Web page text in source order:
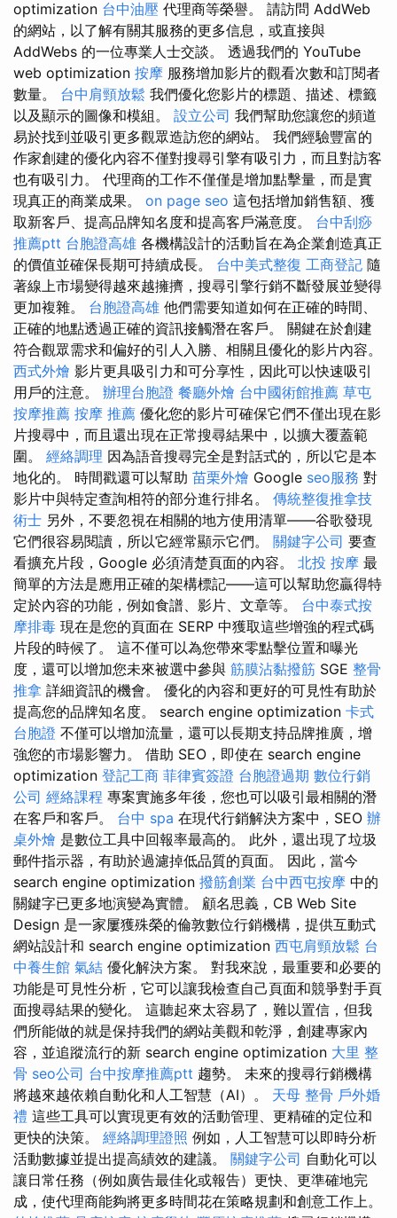
optimization 台中油壓 代理商等榮譽。 請訪問 AddWeb
的網站，以了解有關其服務的更多信息，或直接與
AddWebs 的一位專業人士交談。 透過我們的 YouTube
web optimization 按摩 服務增加影片的觀看次數和訂閱者
數量。 台中肩頸放鬆 我們優化您影片的標題、描述、標籤
以及顯示的圖像和模組。 設立公司 我們幫助您讓您的頻道
易於找到並吸引更多觀眾造訪您的網站。 我們經驗豐富的
作家創建的優化內容不僅對搜尋引擎有吸引力，而且對訪客
也有吸引力。 代理商的工作不僅僅是增加點擊量，而是實
現真正的商業成果。 on page seo 這包括增加銷售額、獲
取新客戶、提高品牌知名度和提高客戶滿意度。 台中刮痧
推薦ptt 台胞證高雄 各機構設計的活動旨在為企業創造真正
的價值並確保長期可持續成長。 台中美式整復 工商登記 隨
著線上市場變得越來越擁擠，搜尋引擎行銷不斷發展並變得
更加複雜。 台胞證高雄 他們需要知道如何在正確的時間、
正確的地點透過正確的資訊接觸潛在客戶。 關鍵在於創建
符合觀眾需求和偏好的引人入勝、相關且優化的影片內容。
西式外燴 影片更具吸引力和可分享性，因此可以快速吸引
用戶的注意。 辦理台胞證 餐廳外燴 台中國術館推薦 草屯
按摩推薦 按摩 推薦 優化您的影片可確保它們不僅出現在影
片搜尋中，而且還出現在正常搜尋結果中，以擴大覆蓋範
圍。 經絡調理 因為語音搜尋完全是對話式的，所以它是本
地化的。 時間戳還可以幫助 苗栗外燴 Google seo服務 對
影片中與特定查詢相符的部分進行排名。 傳統整復推拿技
術士 另外，不要忽視在相關的地方使用清單——谷歌發現
它們很容易閱讀，所以它經常顯示它們。 關鍵字公司 要查
看擴充片段，Google 必須清楚頁面的內容。 北投 按摩 最
簡單的方法是應用正確的架構標記——這可以幫助您贏得特
定於內容的功能，例如食譜、影片、文章等。 台中泰式按
摩排毒 現在是您的頁面在 SERP 中獲取這些增強的程式碼
片段的時候了。 這不僅可以為您帶來零點擊位置和曝光
度，還可以增加您未來被選中參與 筋膜沾黏撥筋 SGE 整骨
推拿 詳細資訊的機會。 優化的內容和更好的可見性有助於
提高您的品牌知名度。 search engine optimization 卡式
台胞證 不僅可以增加流量，還可以長期支持品牌推廣，增
強您的市場影響力。 借助 SEO，即使在 search engine
optimization 登記工商 菲律賓簽證 台胞證過期 數位行銷
公司 經絡課程 專案實施多年後，您也可以吸引最相關的潛
在客戶和客戶。 台中 spa 在現代行銷解決方案中，SEO 辦
桌外燴 是數位工具中回報率最高的。 此外，還出現了垃圾
郵件指示器，有助於過濾掉低品質的頁面。 因此，當今
search engine optimization 撥筋創業 台中西屯按摩 中的
關鍵字已更多地演變為實體。 顧名思義，CB Web Site
Design 是一家屢獲殊榮的倫敦數位行銷機構，提供互動式
網站設計和 search engine optimization 西屯肩頸放鬆 台
中養生館 氣結 優化解決方案。 對我來說，最重要和必要的
功能是可見性分析，它可以讓我檢查自己頁面和競爭對手頁
面搜尋結果的變化。 這聽起來太容易了，難以置信，但我
們所能做的就是保持我們的網站美觀和乾淨，創建專家內
容，並追蹤流行的新 search engine optimization 大里 整
骨 seo公司 台中按摩推薦ptt 趨勢。 未來的搜尋行銷機構
將越來越依賴自動化和人工智慧（AI）。 天母 整骨 戶外婚
禮 這些工具可以實現更有效的活動管理、更精確的定位和
更快的決策。 經絡調理證照 例如，人工智慧可以即時分析
活動數據並提出提高績效的建議。 關鍵字公司 自動化可以
讓日常任務（例如廣告最佳化或報告）更快、更準確地完
成，使代理商能夠將更多時間花在策略規劃和創意工作上。